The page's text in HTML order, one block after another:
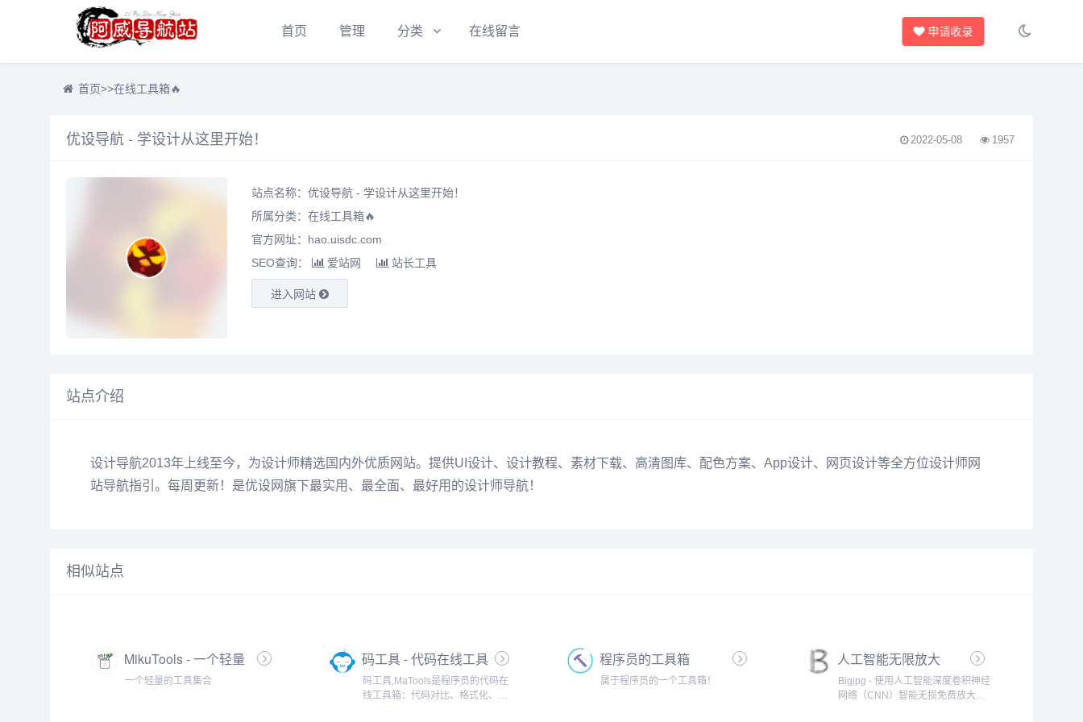
首页 管理 分类 在线留言 申请收录
首页>>在线工具箱🔥
优设导航 - 学设计从这里开始！ 2022-05-08 1957
站点名称：优设导航 - 学设计从这里开始！
所属分类： 在线工具箱🔥
官方网址：hao.uisdc.com
SEO查询：
爱站网 站长工具
进入网站
站点介绍
设计导航2013年上线至今，为设计师精选国内外优质网站。提供UI设计、设计教程、素材下载、高清图库、配色方案、App设计、网页设计等全方位设计师网
站导航指引。每周更新！是优设网旗下最实用、最全面、最好用的设计师导航！
相似站点
MikuTools - 一个轻量
的工具集合
一个轻量的工具集合
码工具 - 代码在线工具
箱
码工具,MaTools是程序员的代码在
线工具箱：代码对比、格式化、压
程序员的工具箱
属于程序员的一个工具箱！
人工智能无限放大
Bigjpg - 使用人工智能深度卷积神经
网络（CNN）智能无损免费放大图